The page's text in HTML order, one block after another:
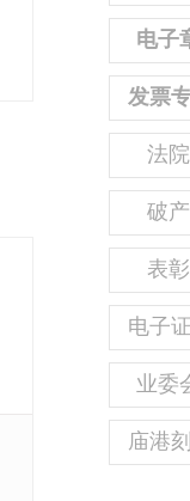
电子
发票
法院
破产
表彰
电子
业委
庙港